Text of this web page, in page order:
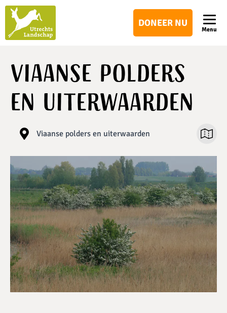
DONEER NU
Menu
Viaanse polders
en uiterwaarden
Viaanse polders en uiterwaarden Open